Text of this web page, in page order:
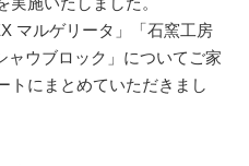
マルゲリータ」「石窯工房
ウブロック」についてご家
トにまとめていただきまし